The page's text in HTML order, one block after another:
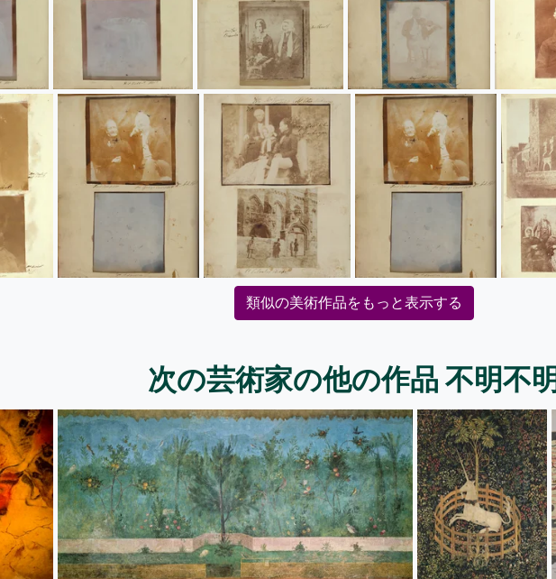
類似の美術作品をもっと表示する
次の芸術家の他の作品 不明不